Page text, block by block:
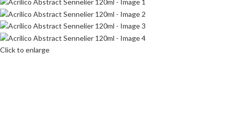
Click to enlarge